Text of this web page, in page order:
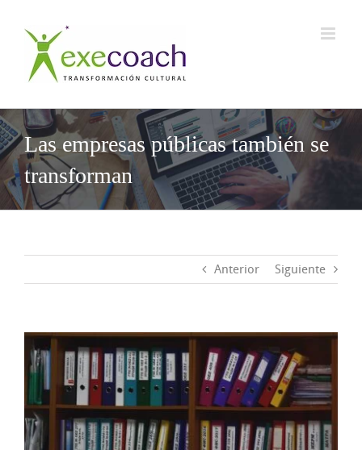
contenido
Las empresas públicas también se
transforman
Anterior Siguiente
Ver
imagen
más
grande